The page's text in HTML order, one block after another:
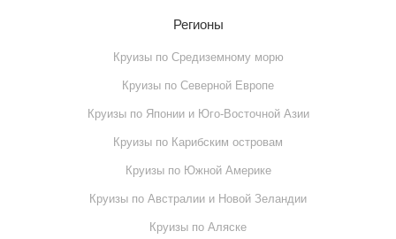
Регионы
Круизы по Cредиземному морю
Круизы по Cеверной Европе
Круизы по Японии и Юго-Восточной Азии
Круизы по Карибским островам
Круизы по Южной Америке
Круизы по Австралии и Новой Зеландии
Круизы по Аляске